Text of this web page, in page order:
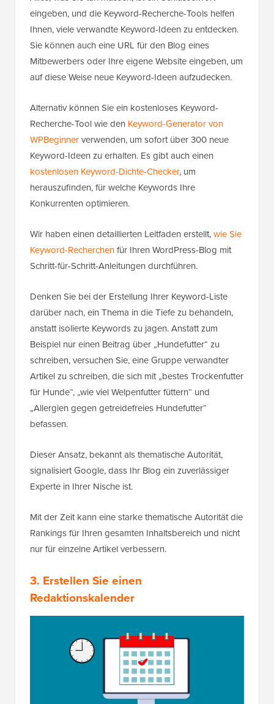
eingeben, und die Keyword-Recherche-Tools helfen
Ihnen, viele verwandte Keyword-Ideen zu entdecken.
Sie können auch eine URL für den Blog eines
Mitbewerbers oder Ihre eigene Website eingeben, um
auf diese Weise neue Keyword-Ideen aufzudecken.
Alternativ können Sie ein kostenloses Keyword-
Recherche-Tool wie den Keyword-Generator von
WPBeginnerverwenden, um sofort über 300 neue
Keyword-Ideen zu erhalten. Es gibt auch einen
kostenlosen Keyword-Dichte-Checker, um
herauszufinden, für welche Keywords Ihre
Konkurrenten optimieren.
Wir haben einen detaillierten Leitfaden erstellt,wie Sie
Keyword-Recherchenfür Ihren WordPress-Blog mit
Schritt-für-Schritt-Anleitungen durchführen.
Denken Sie bei der Erstellung Ihrer Keyword-Liste
darüber nach, ein Thema in die Tiefe zu behandeln,
anstatt isolierte Keywords zu jagen. Anstatt zum
Beispiel nur einen Beitrag über „Hundefutter“ zu
schreiben, versuchen Sie, eine Gruppe verwandter
Artikel zu schreiben, die sich mit „bestes Trockenfutter
für Hunde“, „wie viel Welpenfutter füttern“ und
„Allergien gegen getreidefreies Hundefutter“
befassen.
Dieser Ansatz, bekannt als thematische Autorität,
signalisiert Google, dass Ihr Blog ein zuverlässiger
Experte in Ihrer Nische ist.
Mit der Zeit kann eine starke thematische Autorität die
Rankings für Ihren gesamten Inhaltsbereich und nicht
nur für einzelne Artikel verbessern.
3. Erstellen Sie einen
Redaktionskalender